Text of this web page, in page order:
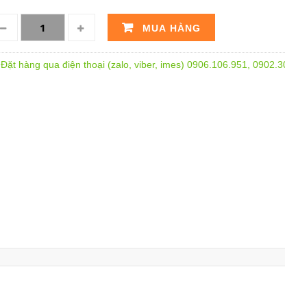
MUA HÀNG
Đặt hàng qua điện thoại (zalo, viber, imes) 0906.106.951,